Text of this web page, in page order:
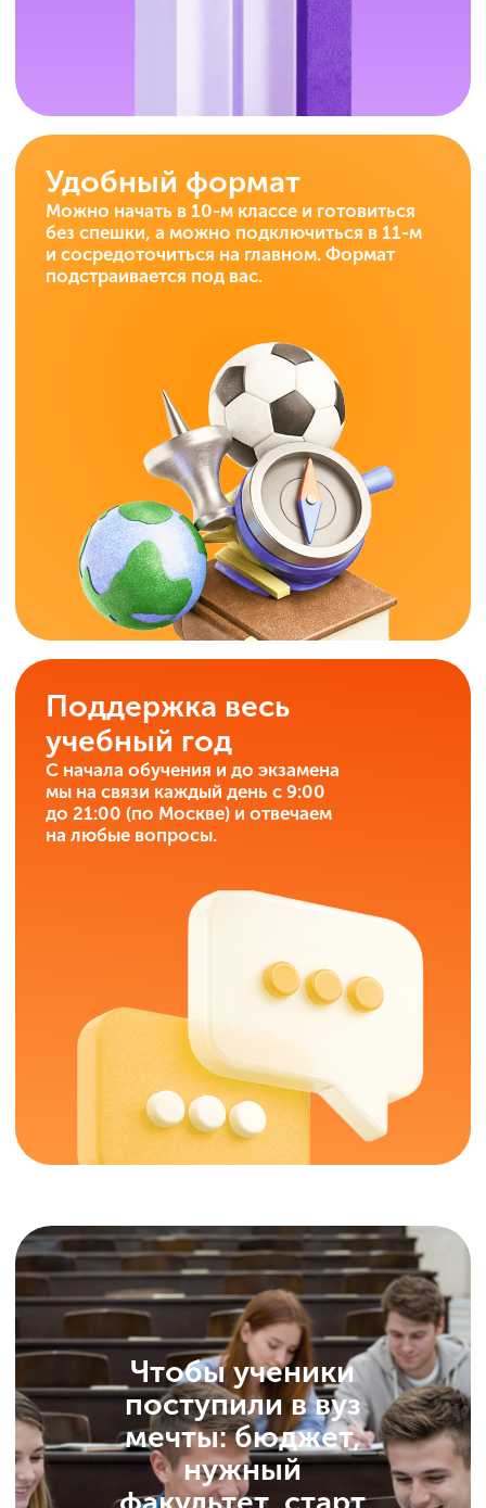
мечты: бюджет,
факультет, старт
той жизни,
которую
планировали.
Оставить заявку
ИнтернетУрок —
которуюежегодно
выбирают более 20 000
учеников!
Более 480 стобалльников
Средний балл — 83+
Минпросвещения Минцифры России